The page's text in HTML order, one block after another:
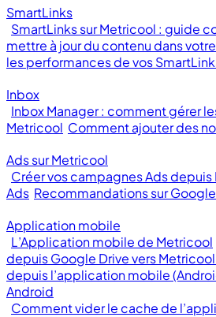
SmartLinks
SmartLinks sur Metricool : guide
mettre à jour du contenu dans
les performances de vos
Inbox
Inbox Manager : comment gérer
Metricool Comment ajouter des
Ads sur Metricool
Créer vos campagnes Ads
Ads Recommandations sur
Application mobile
L’Application mobile de Metricool
depuis Google Drive vers
depuis l’application mobile
Android
Comment vider le cache de